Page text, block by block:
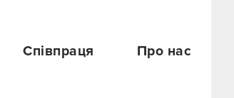
Співпраця Про нас